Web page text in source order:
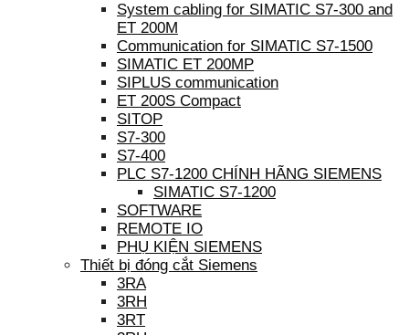
System cabling for SIMATIC S7-300 and
ET 200M
Communication for SIMATIC S7-1500
SIMATIC ET 200MP
SIPLUS communication
ET 200S Compact
SITOP
S7-300
S7-400
PLC S7-1200 CHÍNH HÃNG SIEMENS
SIMATIC S7-1200
SOFTWARE
REMOTE IO
PHỤ KIỆN SIEMENS
Thiết bị đóng cắt Siemens
3RA
3RH
3RT